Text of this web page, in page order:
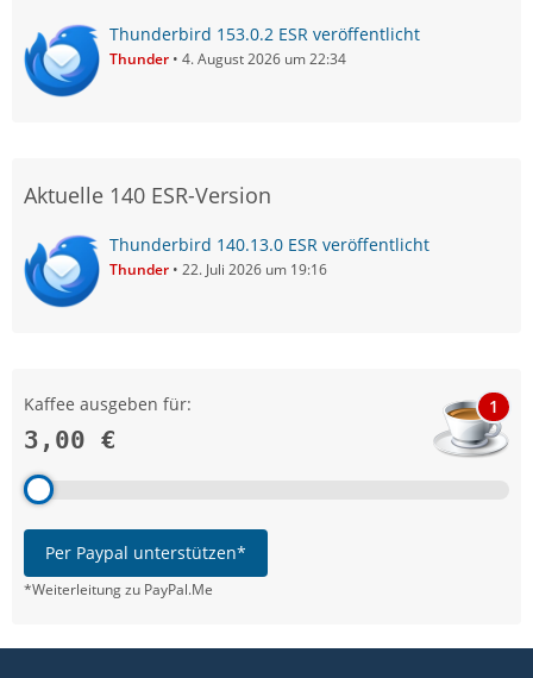
Thunderbird 153.0.2 ESR veröffentlicht
Thunder 4. August 2026 um 22:34
Aktuelle 140 ESR-Version
Thunderbird 140.13.0 ESR veröffentlicht
Thunder 22. Juli 2026 um 19:16
Kaffee ausgeben für:
3,00 €
1
Per Paypal unterstützen*
*Weiterleitung zu PayPal.Me